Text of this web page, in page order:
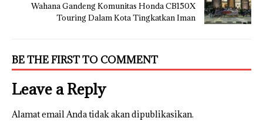
Wahana Gandeng Komunitas Honda CB150X
Touring Dalam Kota Tingkatkan Iman
BE THE FIRST TO COMMENT
Leave a Reply
Alamat email Anda tidak akan dipublikasikan.